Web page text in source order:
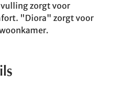
zorgt voor
"Diora" zorgt voor